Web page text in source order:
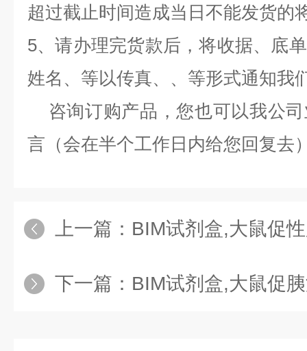
超过截止时间造成当日不能发货的
5、请办理完货款后，将收据、底
姓名、等以传真、、等形式通知我
咨询订购产品，您也可以我公
言（会在半个工作日内给您回复去
上一篇： BIM试剂盒,大鼠促性腺激素释放
下一篇： BIM试剂盒,大鼠促胰液素（